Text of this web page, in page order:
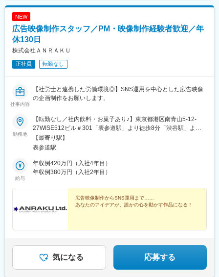
NEW
広告映像制作スタッフ／PM・映像制作経験者歓迎／年
休130日
株式会社ＡＮＲＡＫＵ
正社員 転勤なし
仕事内容
【社労士と連携した労働環境◎】SNS運用を中心とした広告映像
の企画制作をお願いします。
勤務地
【転勤なし／社内飲料・お菓子あり♪】東京都港区南青山5-12-
27WISE512ビル＃301「表参道駅」より徒歩8分「渋谷駅」より
徒歩15分
【最寄り駅】
表参道駅
給与
年収例420万円（入社4年目）
年収例380万円（入社2年目）
広告映像制作からSNS運用まで……
あなたのアイデアが、誰かの心を動かす作品になる！
気になる 応募する